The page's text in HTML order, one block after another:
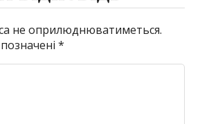
не оприлюднюватиметься.
*